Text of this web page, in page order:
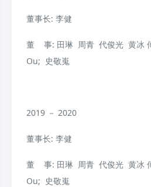
董事长: 李健
董 事: 田琳 周青 代俊光 黄冰
Ou; 史敬嵬
2019 － 2020
董事长: 李健
董 事: 田琳 周青 代俊光 黄冰
Ou; 史敬嵬